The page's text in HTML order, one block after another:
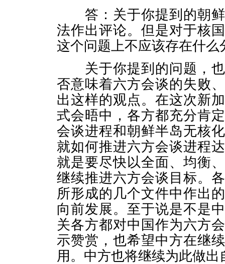
答：关于你提到的朝鲜
法作出评论。但是对于核
这个问题上不应该存在什么
关于你提到的问题，也
否意味着六方会谈的失败
出这样的观点。在这次新
式会晤中，各方都充分肯
会谈进程和朝鲜半岛无核
就如何推进六方会谈进程
就是要尽快以全面、均衡
继续推进六方会谈目标。
所形成的几个文件中作出
向前发展。至于说是不是
关各方都对中国作为六方
示赞赏，也希望中方在继
用。中方也将继续为此做出